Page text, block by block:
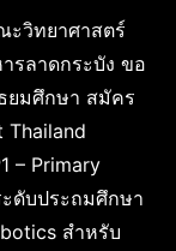
ะวิทยาศาสตร์
รลาดกระบัง ขอ
ยมศึกษา สมัคร
Thailand
– Primary
ดับประถมศึกษา
สำหรับ